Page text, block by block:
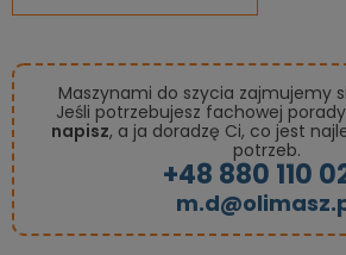
Maszynami do szycia zajmujemy
Jeśli potrzebujesz fachowej
napisz, a ja doradzę Ci, co jest
potrzeb.
+48 880 110